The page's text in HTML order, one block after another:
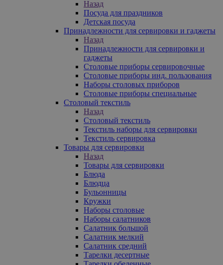
Назад
Посуда для праздников
Детская посуда
Принадлежности для сервировки и гаджеты
Назад
Принадлежности для сервировки и
гаджеты
Столовые приборы сервировочные
Столовые приборы инд. пользования
Наборы столовых приборов
Столовые приборы специальные
Столовый текстиль
Назад
Столовый текстиль
Текстиль наборы для сервировки
Текстиль сервировка
Товары для сервировки
Назад
Товары для сервировки
Блюда
Блюдца
Бульонницы
Кружки
Наборы столовые
Наборы салатников
Салатник большой
Салатник мелкий
Салатник средний
Тарелки десертные